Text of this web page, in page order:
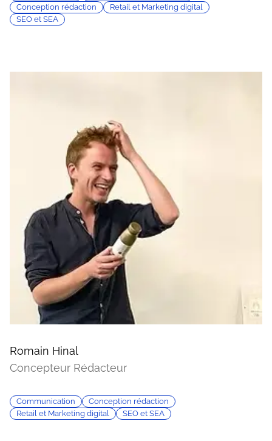
Conception rédaction
Retail et Marketing digital
SEO et SEA
Romain Hinal
Concepteur Rédacteur
Communication
Conception rédaction
Retail et Marketing digital
SEO et SEA